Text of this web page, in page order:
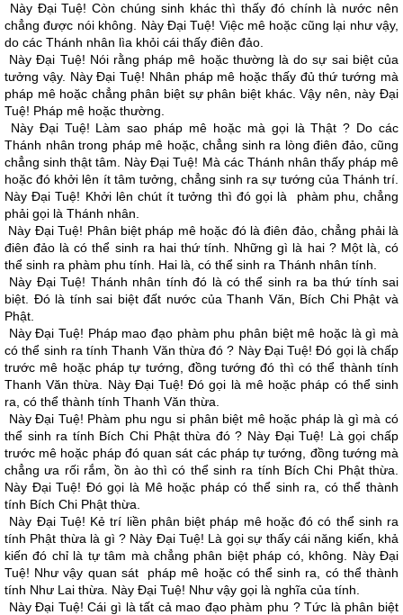
Này Ðại Tuệ! Còn chúng sinh khác thì thấy đó chính là nước nên
chẳng được nói không. Này Ðại Tuệ! Việc mê hoặc cũng lại như vậy,
do các Thánh nhân lìa khỏi cái thấy điên đảo.
Này Ðại Tuệ! Nói rằng pháp mê hoặc thường là do sự sai biệt của
tưởng vậy. Này Ðại Tuệ! Nhân pháp mê hoặc thấy đủ thứ tướng mà
pháp mê hoặc chẳng phân biệt sự phân biệt khác. Vậy nên, này Ðại
Tuệ! Pháp mê hoặc thường.
Này Ðại Tuệ! Làm sao pháp mê hoặc mà gọi là Thật ? Do các
Thánh nhân trong pháp mê hoặc, chẳng sinh ra lòng điên đảo, cũng
chẳng sinh thật tâm. Này Ðại Tuệ! Mà các Thánh nhân thấy pháp mê
hoặc đó khởi lên ít tâm tưởng, chẳng sinh ra sự tướng của Thánh trí.
Này Ðại Tuệ! Khởi lên chút ít tưởng thì đó gọi là phàm phu, chẳng
phải gọi là Thánh nhân.
Này Ðại Tuệ! Phân biệt pháp mê hoặc đó là điên đảo, chẳng phải là
điên đảo là có thể sinh ra hai thứ tính. Những gì là hai ? Một là, có
thể sinh ra phàm phu tính. Hai là, có thể sinh ra Thánh nhân tính.
Này Ðại Tuệ! Thánh nhân tính đó là có thể sinh ra ba thứ tính sai
biệt. Ðó là tính sai biệt đất nước của Thanh Văn, Bích Chi Phật và
Phật.
Này Ðại Tuệ! Pháp mao đạo phàm phu phân biệt mê hoặc là gì mà
có thể sinh ra tính Thanh Văn thừa đó ? Này Ðại Tuệ! Ðó gọi là chấp
trước mê hoặc pháp tự tướng, đồng tướng đó thì có thể thành tính
Thanh Văn thừa. Này Ðại Tuệ! Ðó gọi là mê hoặc pháp có thể sinh
ra, có thể thành tính Thanh Văn thừa.
Này Ðại Tuệ! Phàm phu ngu si phân biệt mê hoặc pháp là gì mà có
thể sinh ra tính Bích Chi Phật thừa đó ? Này Ðại Tuệ! Là gọi chấp
trước mê hoặc pháp đó quan sát các pháp tự tướng, đồng tướng mà
chẳng ưa rối rắm, ồn ào thì có thể sinh ra tính Bích Chi Phật thừa.
Này Ðại Tuệ! Ðó gọi là Mê hoặc pháp có thể sinh ra, có thể thành
tính Bích Chi Phật thừa.
Này Ðại Tuệ! Kẻ trí liền phân biệt pháp mê hoặc đó có thể sinh ra
tính Phật thừa là gì ? Này Ðại Tuệ! Là gọi sự thấy cái năng kiến, khả
kiến đó chỉ là tự tâm mà chẳng phân biệt pháp có, không. Này Ðại
Tuệ! Như vậy quan sát pháp mê hoặc có thể sinh ra, có thể thành
tính Như Lai thừa. Này Ðại Tuệ! Như vậy gọi là nghĩa của tính.
Này Ðại Tuệ! Cái gì là tất cả mao đạo phàm phu ? Tức là phân biệt